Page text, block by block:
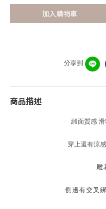
加入購物車
分享到
商品描述
緞面質感
穿上還有涼
雕
側邊有交叉